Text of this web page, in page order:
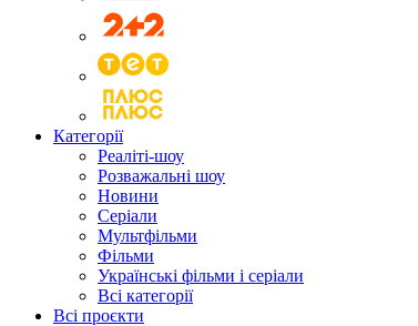
Категорії
Реаліті-шоу
Розважальні шоу
Новини
Серіали
Мультфільми
Фільми
Українські фільми і серіали
Всі категорії
Всі проєкти